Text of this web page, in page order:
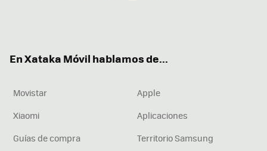
En Xataka Móvil hablamos de...
Movistar
Apple
Xiaomi
Aplicaciones
Guías de compra
Territorio Samsung